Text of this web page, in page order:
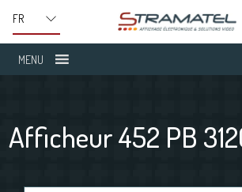
MENU
Afficheur 452 PB